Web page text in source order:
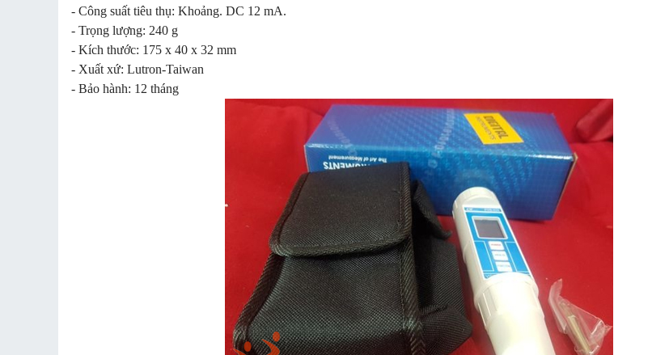
- Công suất tiêu thụ: Khoảng. DC 12 mA.
- Trọng lượng: 240 g
- Kích thước: 175 x 40 x 32 mm
- Xuất xứ: Lutron-Taiwan
- Bảo hành: 12 tháng